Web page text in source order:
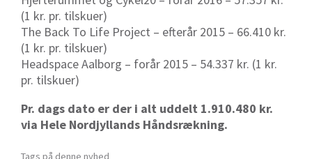
(1 kr. pr. tilskuer)
The Back To Life Project – efterår 2015 – 66.410 kr.
(1 kr. pr. tilskuer)
Headspace Aalborg – forår 2015 – 54.337 kr. (1 kr.
pr. tilskuer)
Pr. dags dato er der i alt uddelt 1.910.480 kr.
via Hele Nordjyllands Håndsrækning.
Tags på denne nyhed